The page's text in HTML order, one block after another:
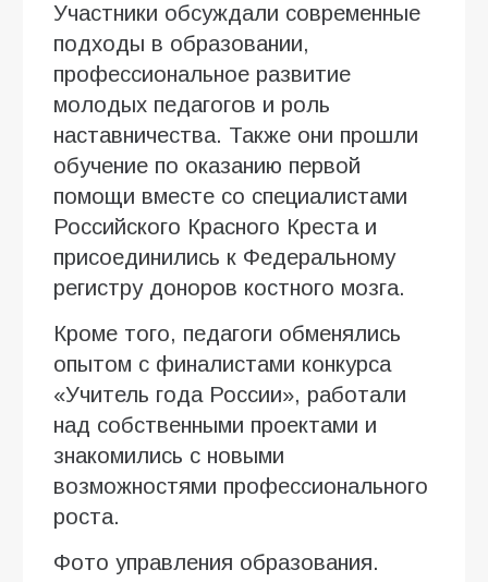
Участники обсуждали современные
подходы в образовании,
профессиональное развитие
молодых педагогов и роль
наставничества. Также они прошли
обучение по оказанию первой
помощи вместе со специалистами
Российского Красного Креста и
присоединились к Федеральному
регистру доноров костного мозга.
Кроме того, педагоги обменялись
опытом с финалистами конкурса
«Учитель года России», работали
над собственными проектами и
знакомились с новыми
возможностями профессионального
роста.
Фото управления образования.